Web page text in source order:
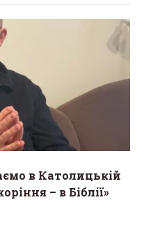
в Католицькій
– в Біблії»